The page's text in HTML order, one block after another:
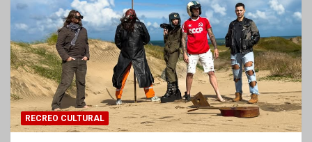
RECREO CULTURAL